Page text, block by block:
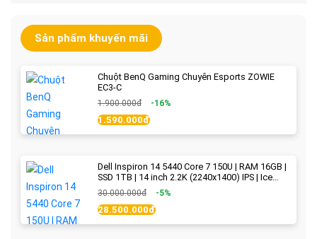
Sản phẩm khuyến mãi
Chuột BenQ Gaming Chuyên Esports ZOWIE
EC3-C
1.900.000đ -16%
1.590.000đ
Dell Inspiron 14 5440 Core 7 150U | RAM 16GB |
SSD 1TB | 14 inch 2.2K (2240x1400) IPS | Ice
Blue - New Fullbox
30.000.000đ -5%
28.500.000đ